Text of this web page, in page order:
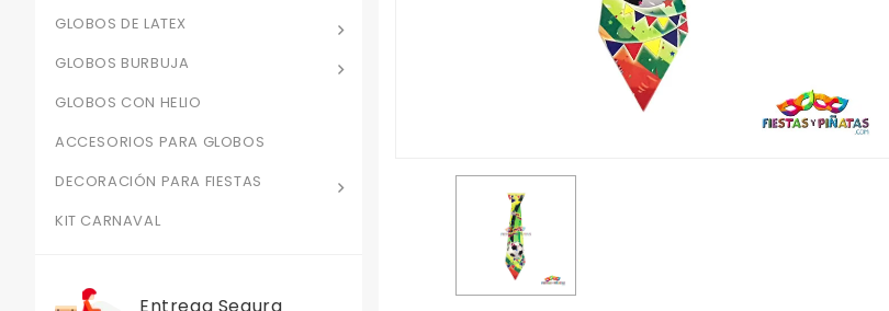
GLOBOS DE LATEX
GLOBOS BURBUJA
GLOBOS CON HELIO
ACCESORIOS PARA GLOBOS
DECORACIÓN PARA FIESTAS
KIT CARNAVAL